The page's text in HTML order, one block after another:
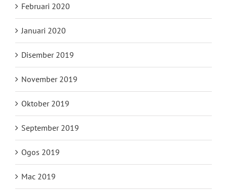
Februari 2020
Januari 2020
Disember 2019
November 2019
Oktober 2019
September 2019
Ogos 2019
Mac 2019